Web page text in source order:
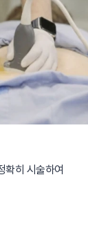
확히 시술하여